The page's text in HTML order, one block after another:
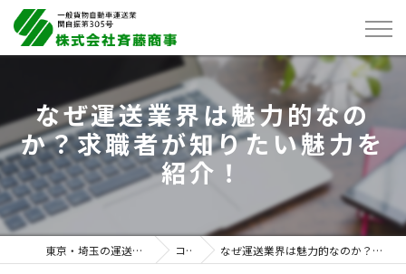
なぜ運送業界は魅力的なの
か？求職者が知りたい魅力を
紹介！
東京・埼玉の運送は株式会社斉藤商事 コラム なぜ運送業界は魅力的なのか？求職者が知りたい魅力を紹介！